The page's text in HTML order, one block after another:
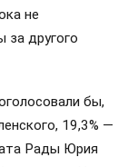
не
за другого
бы,
19,3% —
Рады Юрия